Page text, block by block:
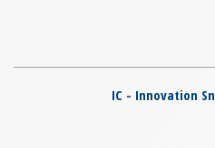
IC - Innovation